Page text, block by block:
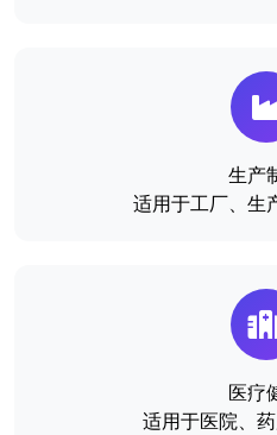
生产
适用于工厂、生
医疗
适用于医院、